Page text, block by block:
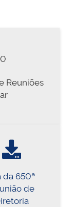
Reuniões
da 650ª
de